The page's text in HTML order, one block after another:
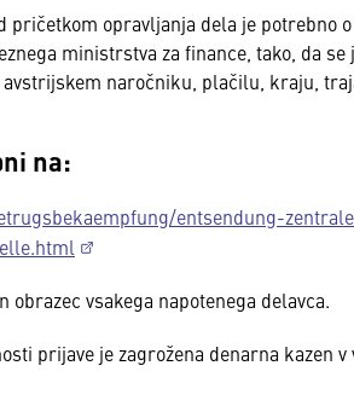
pričetkom opravljanja dela je potrebno
ministrstva za finance, tako, da
naročniku, plačilu, kraju,
na:
entsendung-
obrazec vsakega napotenega delavca.
prijave je zagrožena denarna kazen v